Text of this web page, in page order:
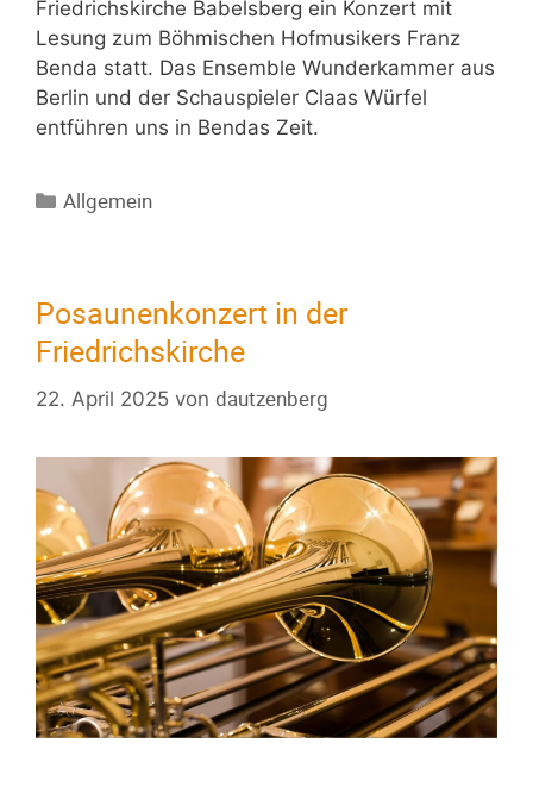
Friedrichskirche Babelsberg ein Konzert mit
Lesung zum Böhmischen Hofmusikers Franz
Benda statt. Das Ensemble Wunderkammer aus
Berlin und der Schauspieler Claas Würfel
entführen uns in Bendas Zeit.
Allgemein
Posaunenkonzert in der
Friedrichskirche
22. April 2025 von dautzenberg